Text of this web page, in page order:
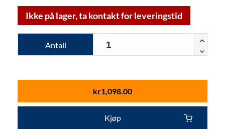
Ikke på lager, ta kontakt for leveringstid
Antall
kr1,098.00
Kjøp